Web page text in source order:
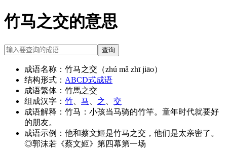
竹马之交的意思
查询
成语名称： 竹马之交（zhú mǎ zhī jiāo）
结构形式： ABCD式成语
成语繁体： 竹馬之交
组成汉字： 竹 马 之
交
成语解释： 竹马：小孩当马骑的竹竿。童年时代就要好
的朋友。
成语示例： 他和蔡文姬是竹马之交，他们是太亲密了。
◎郭沫若《蔡文姬》第四幕第一场